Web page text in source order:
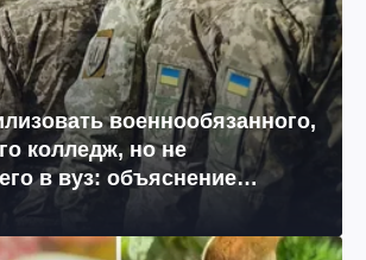
военнообязанного,
колледж, но не
в вуз: объяснение